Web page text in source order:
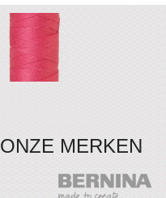
ONZE MERKEN